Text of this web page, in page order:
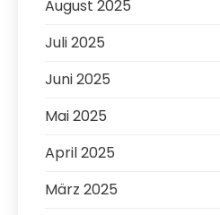
August 2025
Juli 2025
Juni 2025
Mai 2025
April 2025
März 2025